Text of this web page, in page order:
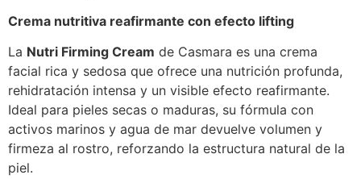
Crema nutritiva reafirmante con efecto lifting
La Nutri Firming Cream de Casmara es una crema
facial rica y sedosa que ofrece una nutrición profunda,
rehidratación intensa y un visible efecto reafirmante.
Ideal para pieles secas o maduras, su fórmula con
activos marinos y agua de mar devuelve volumen y
firmeza al rostro, reforzando la estructura natural de la
piel.